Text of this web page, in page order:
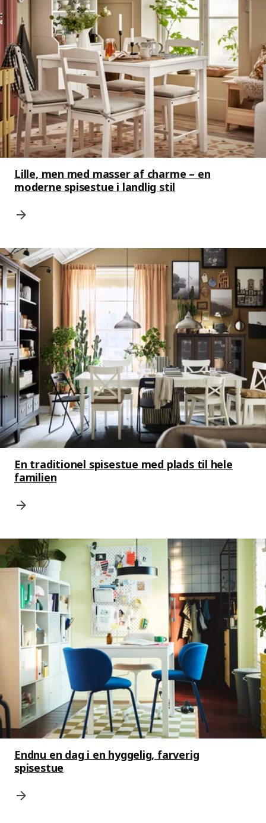
Lille, men med masser af charme – en
moderne spisestue i landlig stil
En traditionel spisestue med plads til hele
familien
Endnu en dag i en hyggelig, farverig
spisestue